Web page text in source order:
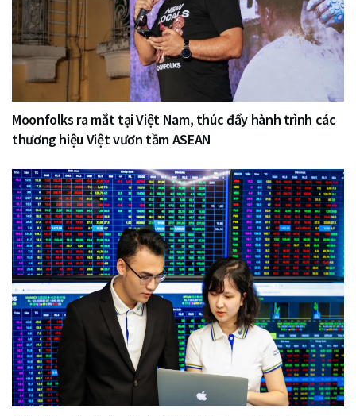
Moonfolks ra mắt tại Việt Nam, thúc đẩy hành trình các
thương hiệu Việt vươn tầm ASEAN